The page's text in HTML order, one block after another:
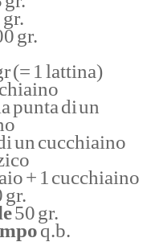
gr.
gr.
(= 1 lattina)
punta di un
un cucchiaino
+ 1 cucchiaino
gr.
50 gr.
q.b.